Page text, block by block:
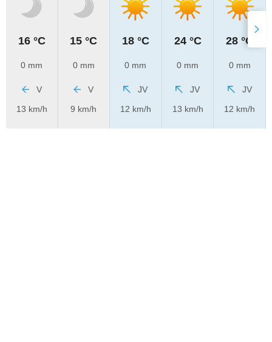
16 °C
0 mm
V
13 km/h
15 °C
0 mm
V
9 km/h
18 °C
0 mm
JV
12 km/h
24 °C
0 mm
JV
13 km/h
28 °C
0 mm
JV
12 km/h